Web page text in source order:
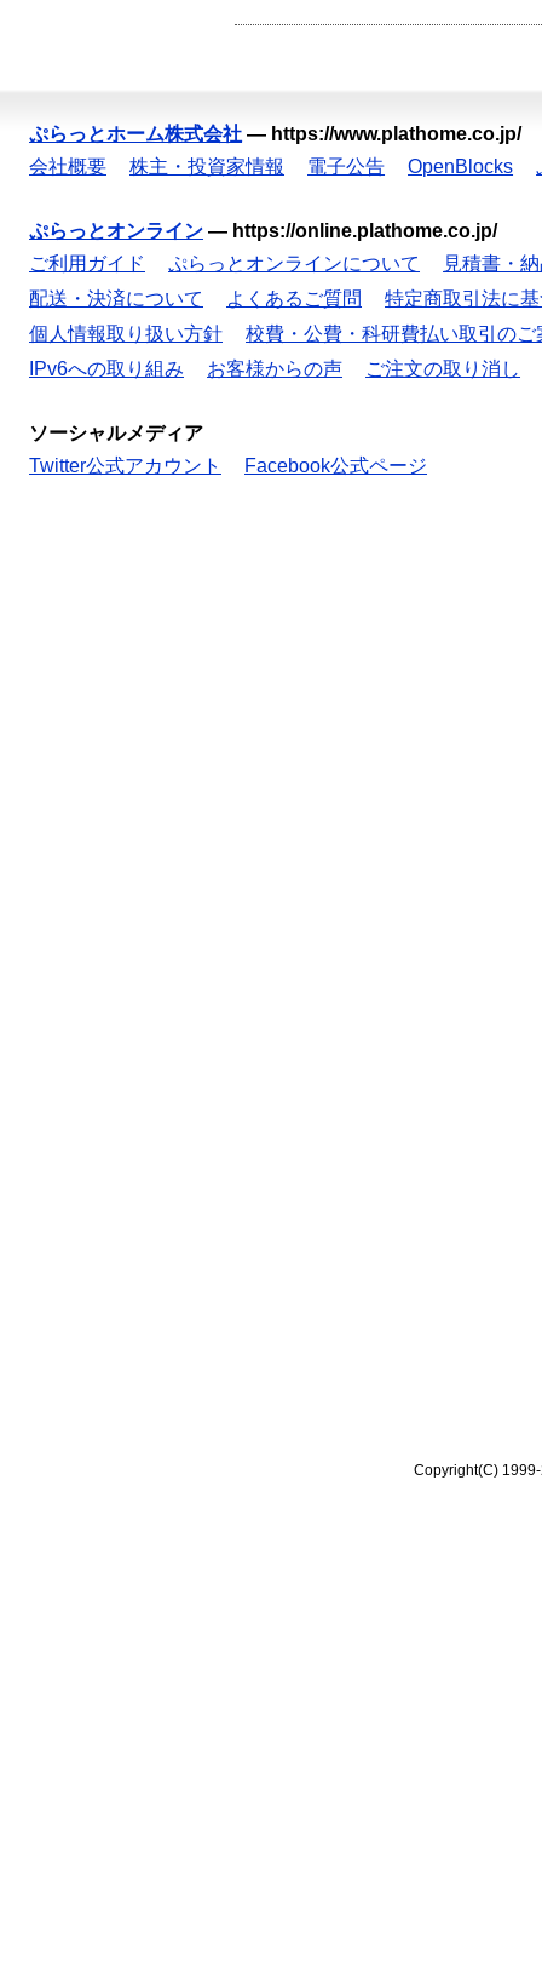
ぷらっとホーム株式会社 — https://www.plathome.co.jp/
会社概要
株主・投資家情報 電子公告 OpenBlocks
ぷらっとオンライン — https://online.plathome.co.jp/
ご利用ガイド
ぷらっとオンラインについて
見積書・
配送・決済について
よくあるご質問
特定商取引法に
個人情報取り扱い方針
校費・公費・科研費払い取引のご
IPv6への取り組み
お客様からの声 ご注文の取り消し
ソーシャルメディア
Twitter公式アカウント
Facebook公式ページ
Copyright(C)